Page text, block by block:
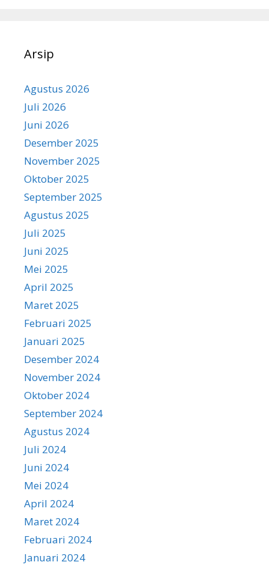
Arsip
Agustus 2026
Juli 2026
Juni 2026
Desember 2025
November 2025
Oktober 2025
September 2025
Agustus 2025
Juli 2025
Juni 2025
Mei 2025
April 2025
Maret 2025
Februari 2025
Januari 2025
Desember 2024
November 2024
Oktober 2024
September 2024
Agustus 2024
Juli 2024
Juni 2024
Mei 2024
April 2024
Maret 2024
Februari 2024
Januari 2024